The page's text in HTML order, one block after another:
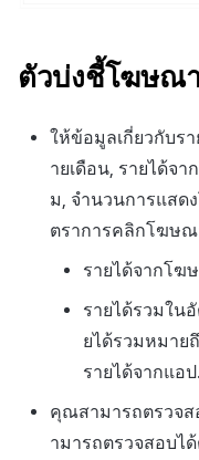
ตัวบ่งชี้โฆษณ
ให้ข้อมูลเกี่ยวกับร
ายเดือน, รายได้จ
ม, จำนวนการแส
ตราการคลิกโฆษ
รายได้จากโฆ
รายได้รวมใน
ยได้รวมหมาย
รายได้จากแอป.
คุณสามารถตรวจส
ามารถตรวจสอบไ